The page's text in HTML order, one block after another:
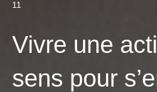
11
Vivre une
sens pour